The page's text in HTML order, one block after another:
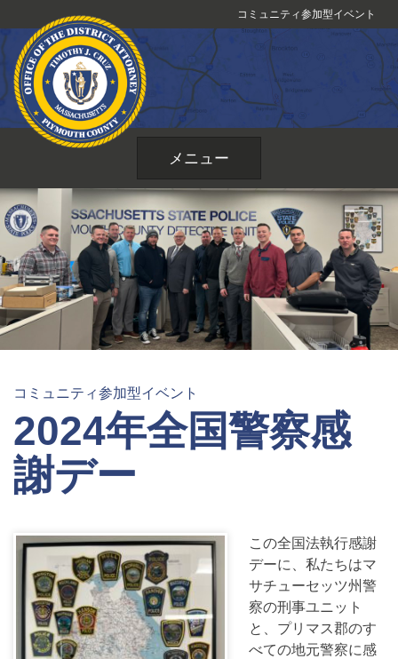
ン
テ
ツ
プ
コミュニティ参加型イベント
メニュー
コミュニティ参加型イベント
2024年全国警察感
謝デー
この全国法執行感謝
デーに、私たちはマ
サチューセッツ州警
察の刑事ユニット
と、プリマス郡のす
べての地元警察に感